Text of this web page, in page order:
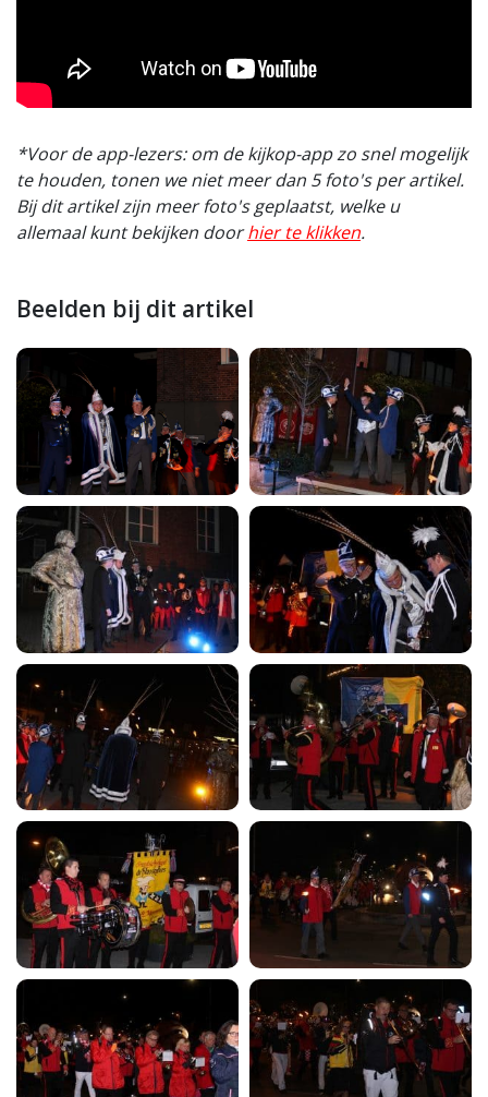
*Voor de app-lezers: om de kijkop-app zo snel mogelijk
te houden, tonen we niet meer dan 5 foto's per artikel.
Bij dit artikel zijn meer foto's geplaatst, welke u
allemaal kunt bekijken doorhier te klikken.
Beelden bij dit artikel